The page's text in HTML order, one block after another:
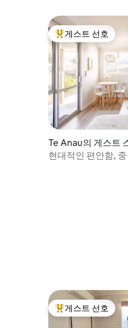
상위 게스트 선호
게스트 선호
Te Anau의 게스트
현대적인 편안함,
상위 게스트 선호
게스트 선호